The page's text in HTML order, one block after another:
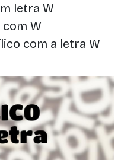
letra W
W
com a letra W